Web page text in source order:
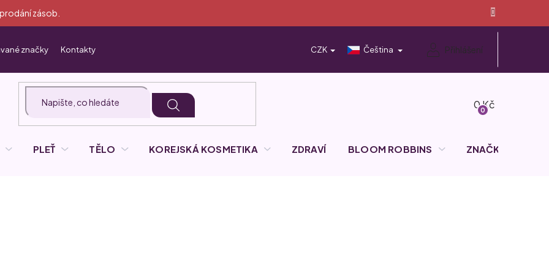
zásob.
značky Kontakty CZK Čeština Přihlášení
Nákupní
košík
PLEŤ TĚLO KOREJSKÁ KOSMETIKA ZDRAVÍ BLOOM ROBBINS ZNAČKY